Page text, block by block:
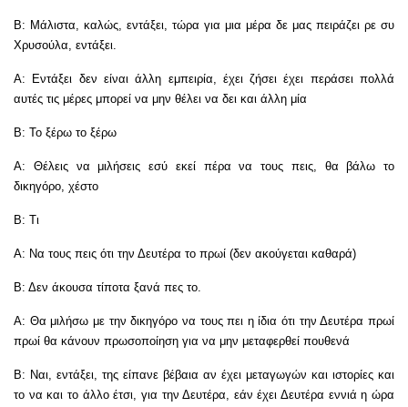
Β: Μάλιστα, καλώς, εντάξει, τώρα για μια μέρα δε μας πειράζει ρε συ
Χρυσούλα, εντάξει.
Α: Εντάξει δεν είναι άλλη εμπειρία, έχει ζήσει έχει περάσει πολλά
αυτές τις μέρες μπορεί να μην θέλει να δει και άλλη μία
Β: Το ξέρω το ξέρω
Α: Θέλεις να μιλήσεις εσύ εκεί πέρα να τους πεις, θα βάλω το
δικηγόρο, χέστο
Β: Τι
Α: Να τους πεις ότι την Δευτέρα το πρωί (δεν ακούγεται καθαρά)
Β: Δεν άκουσα τίποτα ξανά πες το.
Α: Θα μιλήσω με την δικηγόρο να τους πει η ίδια ότι την Δευτέρα πρωί
πρωί θα κάνουν πρωσοποίηση για να μην μεταφερθεί πουθενά
Β: Ναι, εντάξει, της είπανε βέβαια αν έχει μεταγωγών και ιστορίες και
το να και το άλλο έτσι, για την Δευτέρα, εάν έχει Δευτέρα εννιά η ώρα